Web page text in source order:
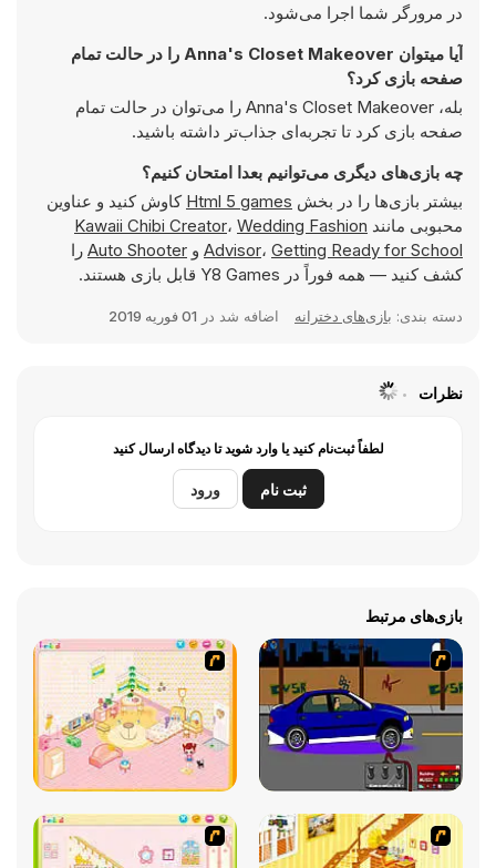
در مرورگر شما اجرا می‌شود.
آیا میتوان Anna's Closet Makeover را در حالت تمام
صفحه بازی کرد؟
بله، Anna's Closet Makeover را می‌توان در حالت تمام
صفحه بازی کرد تا تجربه‌ای جذاب‌تر داشته باشید.
چه بازی‌های دیگری می‌توانیم بعدا امتحان کنیم؟
بیشتر بازی‌ها را در بخش Html 5 games کاوش کنید و عناوین
محبوبی مانند
Kawaii Chibi Creator، Wedding Fashion
Advisor، Getting Ready for School و Auto Shooter را
کشف کنید — همه فوراً در Y8 Games قابل بازی هستند.
دسته بندی: بازی‌های دخترانه اضافه شد در 01 فوریه 2019
نظرات
لطفاً ثبت‌نام کنید یا وارد شوید تا دیدگاه ارسال کنید
ثبت نام ورود
بازی‌های مرتبط